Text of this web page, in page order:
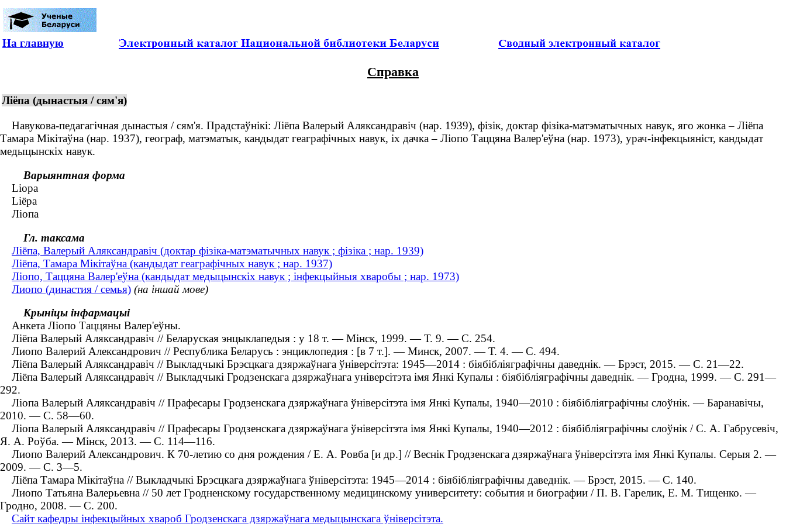
На главную
Справка
Ліёпа (дынастыя / сям'я)
Навукова-педагагічная дынастыя / сям'я. Прадстаўнікі: Ліёпа Валерый Аляксандравіч (нар. 1939), фізік, доктар фізіка-матэматычных навук, яго жонка – Ліёпа
Тамара Мікітаўна (нар. 1937), географ, матэматык, кандыдат геаграфічных навук, іх дачка – Ліопо Таццяна Валер'еўна (нар. 1973), урач-інфекцыяніст, кандыдат
медыцынскіх навук.
Варыянтная форма
Liopa
Liëpa
Ліопа
Гл. таксама
Ліёпа, Валерый Аляксандравіч (доктар фізіка-матэматычных навук ; фізіка ; нар. 1939)
Ліёпа, Тамара Мікітаўна (кандыдат геаграфічных навук ; нар. 1937)
Ліопо, Таццяна Валер'еўна (кандыдат медыцынскіх навук ; інфекцыйныя хваробы ; нар. 1973)
Лиопо (династия / семья) (на іншай мове)
Крыніцы інфармацыі
Анкета Ліопо Таццяны Валер'еўны.
Ліёпа Валерый Аляксандравіч // Беларуская энцыклапедыя : у 18 т. — Мінск, 1999. — Т. 9. — С. 254.
Лиопо Валерий Александрович // Республика Беларусь : энциклопедия : [в 7 т.]. — Минск, 2007. — Т. 4. — С. 494.
Ліёпа Валерый Аляксандравіч // Выкладчыкі Брэсцкага дзяржаўнага ўніверсітэта: 1945—2014 : біябібліяграфічны даведнік. — Брэст, 2015. — С. 21—22.
Ліёпа Валерый Аляксандравіч // Выкладчыкі Гродзенскага дзяржаўнага універсітэта імя Янкі Купалы : біябібліяграфічны даведнік. ― Гродна, 1999. — С. 291—
292.
Ліопа Валерый Аляксандравіч // Прафесары Гродзенскага дзяржаўнага ўніверсітэта імя Янкі Купалы, 1940—2010 : біябібліяграфічны слоўнік. — Баранавічы,
2010. — С. 58—60.
Ліопа Валерый Аляксандравіч // Прафесары Гродзенскага дзяржаўнага ўніверсітэта імя Янкі Купалы, 1940—2012 : біябібліяграфічны слоўнік / С. А. Габрусевіч,
Я. А. Роўба. — Мінск, 2013. — С. 114—116.
Лиопо Валерий Александрович. К 70-летию со дня рождения / Е. А. Ровба [и др.] // Веснік Гродзенскага дзяржаўнага ўніверсітэта імя Янкі Купалы. Серыя 2. —
2009. — С. 3—5.
Ліёпа Тамара Мікітаўна // Выкладчыкі Брэсцкага дзяржаўнага ўніверсітэта: 1945—2014 : біябібліяграфічны даведнік. — Брэст, 2015. — С. 140.
Лиопо Татьяна Валерьевна // 50 лет Гродненскому государственному медицинскому университету: события и биографии / П. В. Гарелик, Е. М. Тищенко. —
Гродно, 2008. — С. 200.
Сайт кафедры інфекцыйных хвароб Гродзенскага дзяржаўнага медыцынскага ўніверсітэта.